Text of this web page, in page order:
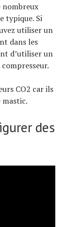
nombreux
typique. Si
utiliser un
dans les
d’utiliser un
CO2 car ils
des